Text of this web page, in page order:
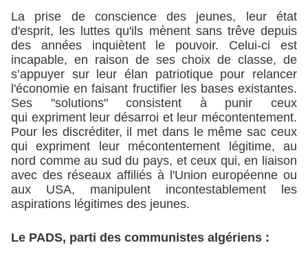
La prise de conscience des jeunes, leur état
d'esprit, les luttes qu'ils mènent sans trêve depuis
des années inquiètent le pouvoir. Celui-ci est
incapable, en raison de ses choix de classe, de
s’appuyer sur leur élan patriotique pour relancer
l'économie en faisant fructifier les bases existantes.
Ses "solutions" consistent à punir ceux
qui expriment leur désarroi et leur mécontentement.
Pour les discréditer, il met dans le même sac ceux
qui expriment leur mécontentement légitime, au
nord comme au sud du pays, et ceux qui, en liaison
avec des réseaux affiliés à l'Union européenne ou
aux USA, manipulent incontestablement les
aspirations légitimes des jeunes.
Le PADS, parti des communistes algériens :